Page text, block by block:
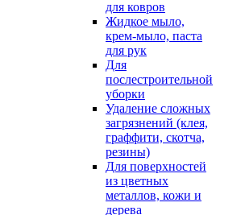
для ковров
Жидкое мыло,
крем-мыло, паста
для рук
Для
послестроительной
уборки
Удаление сложных
загрязнений (клея,
граффити, скотча,
резины)
Для поверхностей
из цветных
металлов, кожи и
дерева